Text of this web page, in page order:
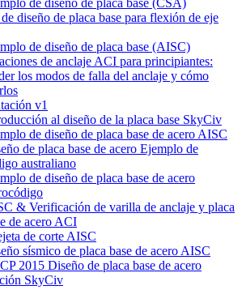
de diseño de placa base (CSA)
diseño de placa base para flexión de eje
de diseño de placa base (AISC)
de anclaje ACI para principiantes:
los modos de falla del anclaje y cómo
v1
al diseño de la placa base SkyCiv
de diseño de placa base de acero AISC
de placa base de acero Ejemplo de
australiano
de diseño de placa base de acero
& Verificación de varilla de anclaje y placa
de acero ACI
de corte AISC
sísmico de placa base de acero AISC
2015 Diseño de placa base de acero
SkyCiv